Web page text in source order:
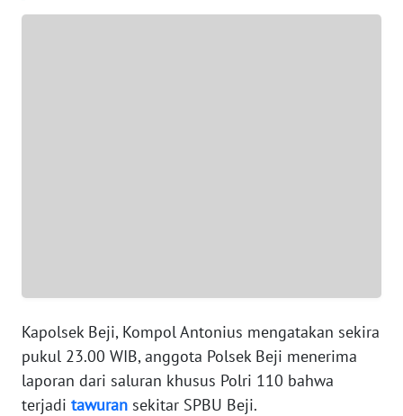
Kapolsek Beji, Kompol Antonius mengatakan sekira
pukul 23.00 WIB, anggota Polsek Beji menerima
laporan dari saluran khusus Polri 110 bahwa
terjadi tawuran sekitar SPBU Beji.
WN
WN
WN
JAMBI